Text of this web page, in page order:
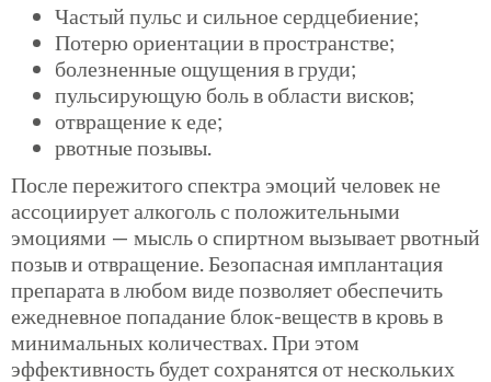
Частый пульс и сильное сердцебиение;
Потерю ориентации в пространстве;
болезненные ощущения в груди;
пульсирующую боль в области висков;
отвращение к еде;
рвотные позывы.
После пережитого спектра эмоций человек не
ассоциирует алкоголь с положительными
эмоциями — мысль о спиртном вызывает рвотный
позыв и отвращение. Безопасная имплантация
препарата в любом виде позволяет обеспечить
ежедневное попадание блок-веществ в кровь в
минимальных количествах. При этом
эффективность будет сохранятся от нескольких